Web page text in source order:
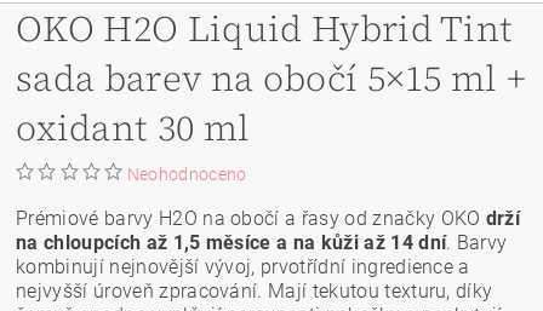
OKO H2O Liquid Hybrid Tint
sada barev na obočí 5×15 ml +
oxidant 30 ml
Neohodnoceno
Prémiové barvy H2O na obočí a řasy od značky OKO drží
na chloupcích až 1,5 měsíce a na kůži až 14 dní. Barvy
kombinují nejnovější vývoj, prvotřídní ingredience a
nejvyšší úroveň zpracování. Mají tekutou texturu, díky